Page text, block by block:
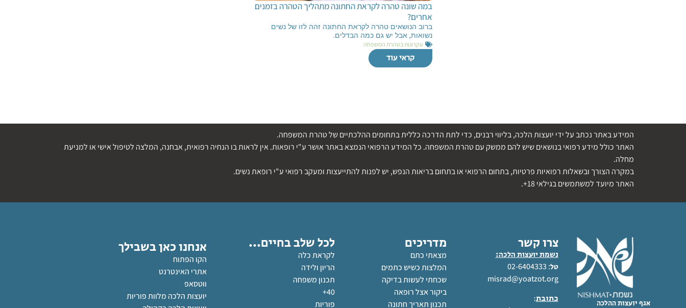
במה שונה טהרה לקראת החתונה מתהליך הטהרה בזמנים
אחרים?
ברוב הנושאים טהרה לקראת החתונה זהה לזו של נשים
נשואות, אבל יש גם כמה הבדלים.
עקרונות בטהרת המשפחה
קראי עוד
המידע באתר נכתב על ידי יועצות הלכה, בליווי רבנים, כדי לתת הדרכה כללית בתחומים ההלכתיים של טהרת המשפחה.
האתר כולל מידע רפואי בנושאים שיש להם ממשק עם טהרת המשפחה. כל המידע הרפואי הנמצא באתר אושר ע"י רופאות. אין לראות בו הנחיה רפואית, אבחנה, המלצה לטיפול אישי או למניעת
מחלה.
במקרה הצורך ובשאלות רפואיות פרטיות, בתחום הרפואי או בתחום בריאות הנפש, יש לפנות להתייעצות ומעקב רפואי ע"י רופאת נשים.
האתר מיועד למשתמשים בגילאי 18+.
אגף יועצות ההלכה
צרו קשר
נשמת יועצות הלכה:
טל: 02-6404333
misrad@yoatzot.org
כתובת:
מדריכים
מצאתי כתם
המלצות כשיש כתמים
שכחתי לעשות בדיקה
ביקור אצל רופאה
תכנון תאריך חתונה
לכל שלב בחיים...
לקראת כלה
הריון ולידה
תכנון משפחה
40+
פוריות
אנחנו כאן בשבילך
הקו הפתוח
אתרי האינטרנט
ווטסאפ
יועצות הלכה מלוות פוריות